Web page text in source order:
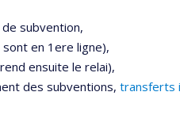
subvention,
en 1ere ligne),
ensuite le relai),
des subventions, transferts